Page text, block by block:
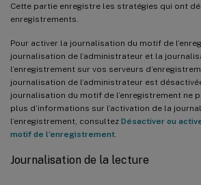
Cette partie enregistre les stratégies qui ont
enregistrements.
Pour activer la journalisation du motif de
journalisation de l’administrateur et la
l’enregistrement sur vos serveurs
journalisation de l’administrateur est
journalisation du motif de l’enregistrement ne
plus d’informations sur l’activation de la
l’enregistrement, consultez Désactiver ou
motif de l’enregistrement.
Journalisation de la lecture